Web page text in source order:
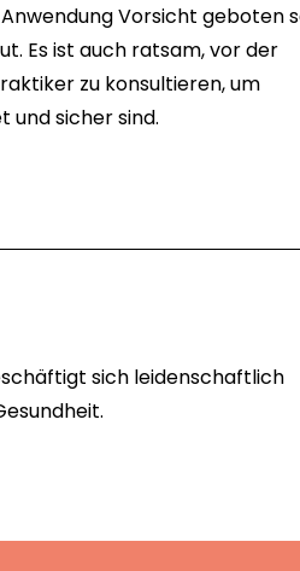
Vorsicht geboten
Es ist auch ratsam, vor der
zu konsultieren, um
und sicher sind.
sich leidenschaftlich